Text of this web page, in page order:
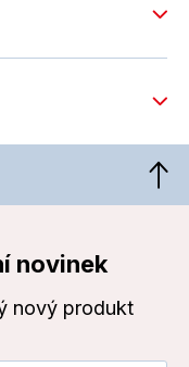
novinek
nový produkt